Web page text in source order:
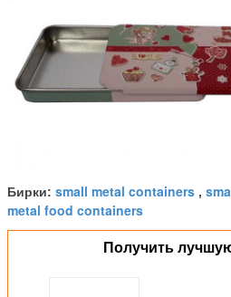
Бирки: small metal containers ,
metal food containers
Получить